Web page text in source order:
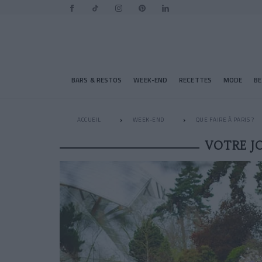
BARS & RESTOS WEEK-END RECETTES MODE
ACCUEIL WEEK-END QUE FAIRE À PARIS ?
VOTRE